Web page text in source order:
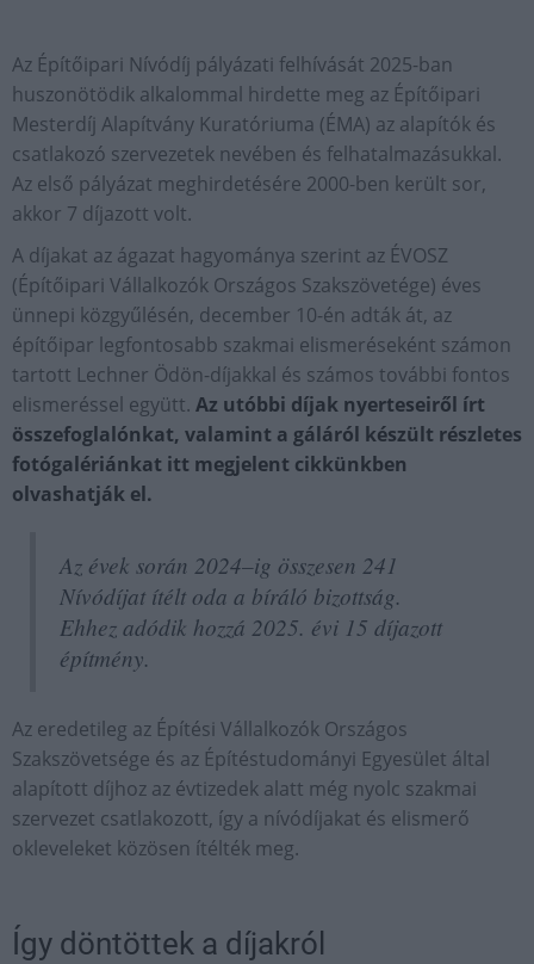
Az Építőipari Nívódíj pályázati felhívását 2025-ban
huszonötödik alkalommal hirdette meg az Építőipari
Mesterdíj Alapítvány Kuratóriuma (ÉMA) az alapítók és
csatlakozó szervezetek nevében és felhatalmazásukkal.
Az első pályázat meghirdetésére 2000-ben került sor,
akkor 7 díjazott volt.
A díjakat az ágazat hagyománya szerint az ÉVOSZ
(Építőipari Vállalkozók Országos Szakszövetége) éves
ünnepi közgyűlésén, december 10-én adták át, az
építőipar legfontosabb szakmai elismeréseként számon
tartott Lechner Ödön-díjakkal és számos további fontos
elismeréssel együtt. Az utóbbi díjak nyerteseiről írt
összefoglalónkat, valamint a gáláról készült részletes
fotógalériánkat itt megjelent cikkünkben
olvashatják el.
Az évek során 2024–ig összesen 241
Nívódíjat ítélt oda a bíráló bizottság.
Ehhez adódik hozzá 2025. évi 15 díjazott
építmény.
Az eredetileg az Építési Vállalkozók Országos
Szakszövetsége és az Építéstudományi Egyesület által
alapított díjhoz az évtizedek alatt még nyolc szakmai
szervezet csatlakozott, így a nívódíjakat és elismerő
okleveleket közösen ítélték meg.
Így döntöttek a díjakról